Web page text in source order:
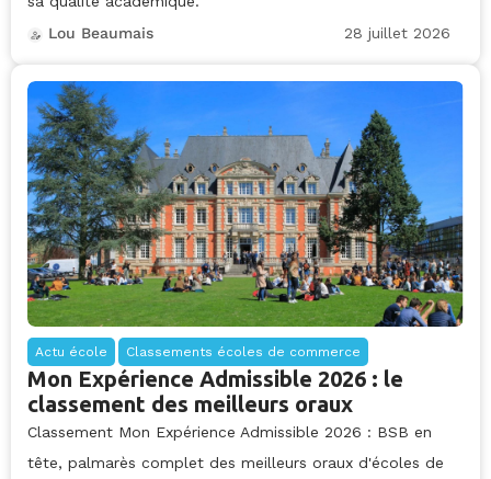
Lou Beaumais
28 juillet 2026
Actu école Classements écoles de commerce
Mon Expérience Admissible 2026 : le
classement des meilleurs oraux
Classement Mon Expérience Admissible 2026 : BSB en
tête, palmarès complet des meilleurs oraux d'écoles de